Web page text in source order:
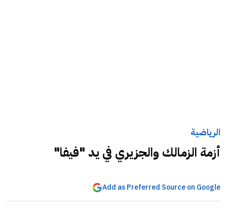
الرياضية
أزمة الزمالك والجزيري في يد "فيفا"
Add as Preferred Source on Google